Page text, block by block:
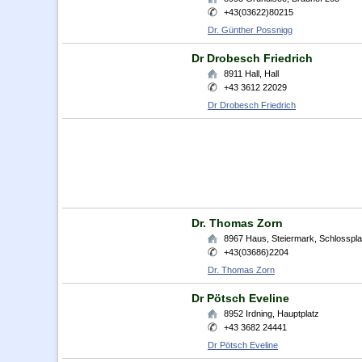
+43(03622)80215
Dr. Günther Possnigg
Dr Drobesch Friedrich
8911 Hall Hall
+43 3612 22029
Dr Drobesch Friedrich
Dr. Thomas Zorn
8967 Haus, Steiermark
+43(03686)2204
Dr. Thomas Zorn
Dr Pötsch Eveline
8952 Irdning Hauptplatz
+43 3682 24441
Dr Pötsch Eveline